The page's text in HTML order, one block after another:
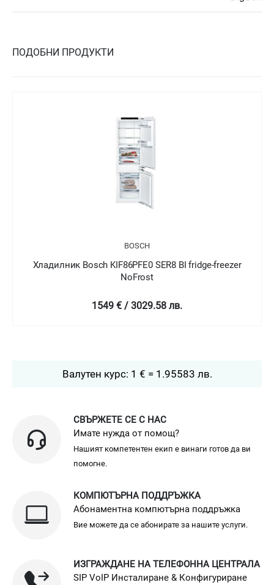
ПОДОБНИ ПРОДУКТИ
BOSCH
Хладилник Bosch KIN86AFF0 SER6 BI fridge-freezer
NoFrost
2399 € / 4692.04 лв.
Валутен курс: 1 € = 1.95583 лв.
СВЪРЖЕТЕ СЕ С НАС
Имате нужда от помощ?
Нашият компетентен екип е винаги готов да ви
помогне.
КОМПЮТЪРНА ПОДДРЪЖКА
Абонаментна компютърна поддръжка
Вие можете да се абонирате за нашите услуги.
ИЗГРАЖДАНЕ НА ТЕЛЕФОННА ЦЕНТРАЛА
SIP VoIP Инсталиране & Конфигуриране